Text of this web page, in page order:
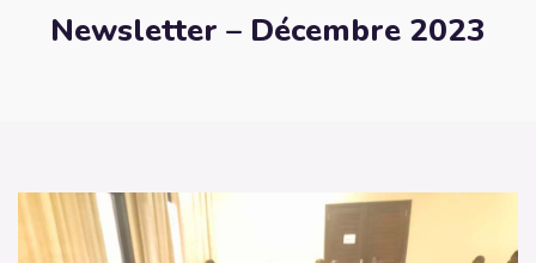
Newsletter – Décembre 2023